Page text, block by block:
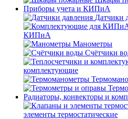
Приборы учета и КИПиА
Датчики
КИПиА
Манометры
Счётчики
комплектующие
Радиаторы, конвекторы и
элементы термостатические